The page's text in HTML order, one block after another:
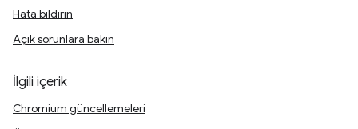
Hata bildirin
Açık sorunlara bakın
İlgili içerik
Chromium güncellemeleri